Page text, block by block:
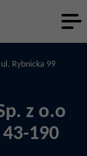
Rybnicka 99
z o.o
190